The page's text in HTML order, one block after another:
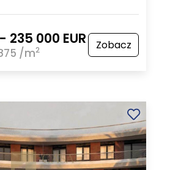
235 000 EUR
/m2 Zobacz